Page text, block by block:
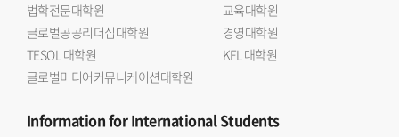
법학전문대학원
교육대학원
글로벌공공리더십대학원
경영대학원
TESOL 대학원
KFL 대학원
글로벌미디어커뮤니케이션대학원
Informationfor International Students